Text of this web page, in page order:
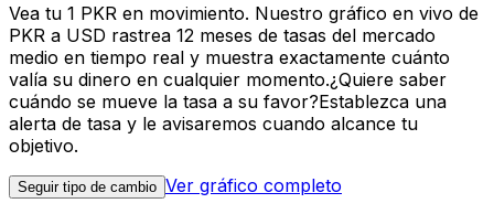
Vea tu 1 PKR en movimiento. Nuestro gráfico en vivo de
PKR a USD rastrea 12 meses de tasas del mercado
medio en tiempo real y muestra exactamente cuánto
valía su dinero en cualquier momento.¿Quiere saber
cuándo se mueve la tasa a su favor?Establezca una
alerta de tasa y le avisaremos cuando alcance tu
objetivo.
Seguir tipo de cambio Ver gráfico completo